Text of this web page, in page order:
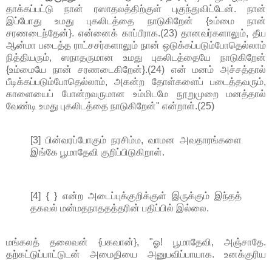
தாக்கப்பட்டு நான் ரஸாதலத்திற்குள் புகுந்துவிட்டேன். நான்
இப்போது உமது புகலிடத்தை நாடுகிறேன் {உம்மை நான்
சரணடைந்தேன்}. என்னைக் காப்பீராக.(23) தானவர்களாலும், தீய
ஆன்மா படைத்த ராட்சசர்களாலும் நான் ஒடுக்கப்படும்போதெல்லாம்
நித்தியரும், ஸநாதருமான உமது புகலிடத்தையே நாடுகிறேன்
{உம்மையே நான் சரணடைகிறேன்}.(24) என் மனம் அச்சத்தால்
பீடிக்கப்படும்போதெல்லாம், அகன்ற தோள்களைப் படைத்தவரும்,
காளையைப் போன்றவருமான உம்மிடமே நூறுமுறை மனத்தால்
வேண்டி உமது புகலிடத்தை நாடுகிறேன்" என்றாள்.(25)
[3] பின்வரப்போகும் நரசிம்ம, வாமன அவதாரங்களை
இங்கே பூமாதேவி குறிப்பிடுகிறாள்.
[4] { } என்ற அடைப்புக்குறிக்குள் இருக்கும் இந்தத்
தகவல் மன்மதநாததத்தரின் பதிப்பில் இல்லை.
மங்கலத் தலைவன் {பகவான்}, "ஓ! பூமாதேவி, அஞ்சாதே.
தற்கட்டுப்பாட்டுடன் அமைதியை அனுபவிப்பாயாக. உனக்குரிய